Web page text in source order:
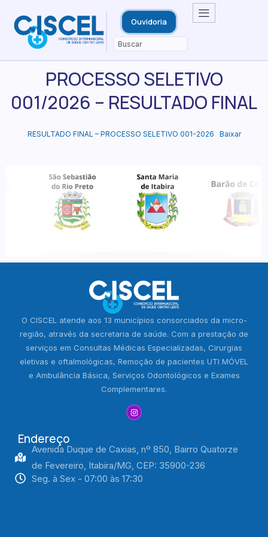
Ouvidoria
PROCESSO SELETIVO
001/2026 – RESULTADO FINAL
RESULTADO FINAL – PROCESSO SELETIVO 001-2026 Baixar
O CISCEL atende aos 13 municípios consorciados da micro-
região, através da secretaria de saúde. Com a prestação de
serviços em Consultas Médicas Especializadas, Cirurgias
eletivas e oftalmológicas, Remoção de pacientes UTI MÓVEL
e Ambulância Básica, Serviços Odontológicos e Exames
Complementares.
Endereço
Avenida Duque de Caxias, nº 850, Bairro Quatorze
de Fevereiro, Itabira/MG, CEP: 35900-236
Seg. à Sex - 07:00 às 17:30